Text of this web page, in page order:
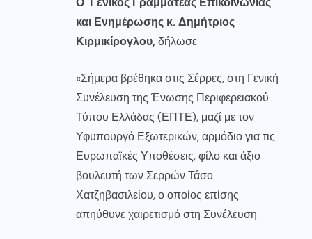
και Ενημέρωσης κ. Δημήτριος
Κιρμικίρογλου,δήλωσε:
«Σήμερα βρέθηκα στις Σέρρες, στη Γενική
Συνέλευση της Ένωσης Περιφερειακού
Τύπου Ελλάδας (ΕΠΤΕ), μαζί με τον
Υφυπουργό Εξωτερικών, αρμόδιο για τις
Ευρωπαϊκές Υποθέσεις, φίλο και άξιο
βουλευτή των Σερρών Τάσο
Χατζηβασιλείου, ο οποίος επίσης
απηύθυνε χαιρετισμό στη Συνέλευση.